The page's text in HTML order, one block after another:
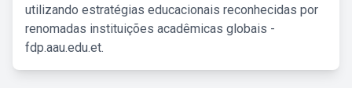
utilizando estratégias educacionais reconhecidas por
renomadas instituições acadêmicas globais -
fdp.aau.edu.et.